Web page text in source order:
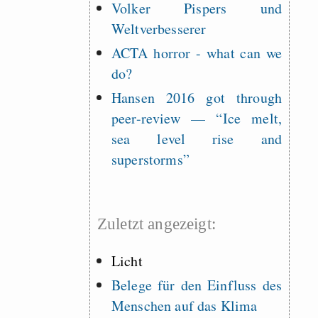
Volker Pispers und
Weltverbesserer
ACTA horror - what can we
do?
Hansen 2016 got through
peer-review — “Ice melt,
sea level rise and
superstorms”
Zuletzt angezeigt:
Licht
Belege für den Einfluss des
Menschen auf das Klima